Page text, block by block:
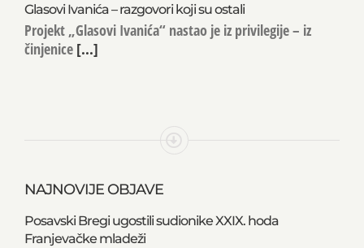
Glasovi Ivanića – razgovori koji su ostali
Projekt „Glasovi Ivanića“ nastao je iz privilegije – iz
činjenice [...]
NAJNOVIJE OBJAVE
Posavski Bregi ugostili sudionike XXIX. hoda
Franjevačke mladeži